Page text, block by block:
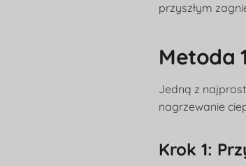
przyszłym
Metoda
Jedną z
nagrzewanie
Krok 1: